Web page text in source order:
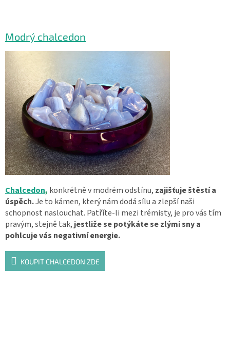
Modrý chalcedon
Chalcedon, konkrétně v modrém odstínu, zajišťuje štěstí a
úspěch.Je to kámen, který nám dodá sílu a zlepší naši
schopnost naslouchat. Patříte-li mezi trémisty, je pro vás tím
pravým, stejně tak, jestliže se potýkáte se zlými sny a
pohlcuje vás negativní energie.
KOUPIT CHALCEDON ZDE